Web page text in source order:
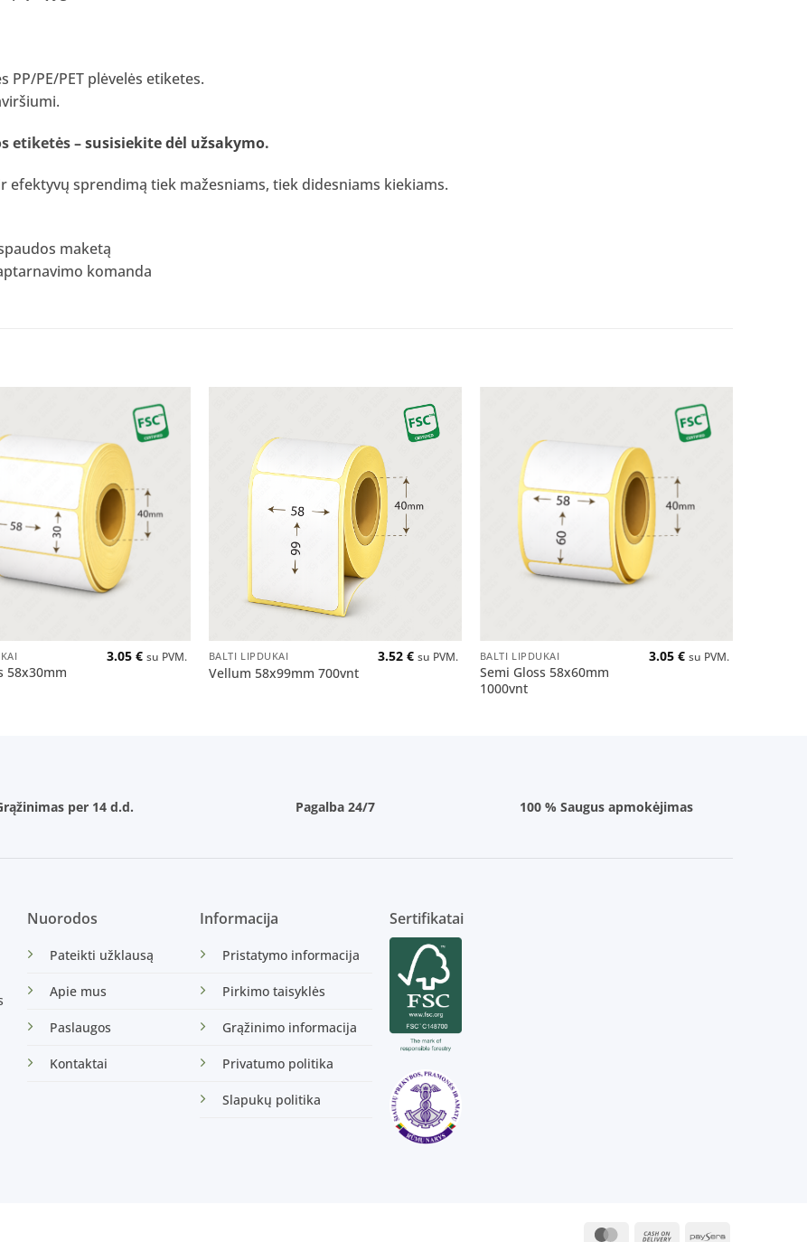
PE/PET plėvelės etiketes.
etiketės –susisiekite dėl užsakymo.
sprendimą tiek mažesniams, tiek didesniams kiekiams.
maketą
komanda
Pridėti
58x30mm
3.05€ su PVM.
Pridėti
BALTI LIPDUKAI
Vellum 58x99mm 700vnt
3.52€ su PVM.
Pridėti
BALTI LIPDUKAI
Semi Gloss 58x60mm
1000vnt
3.05€ su PVM.
per 14 d.d. Pagalba 24/7 100 % Saugus apmokėjimas
Nuorodos
Pateikti užklausą
Apie mus
Paslaugos
Kontaktai
Informacija
Pristatymo informacija
Pirkimo taisyklės
Grąžinimo informacija
Privatumo politika
Slapukų politika
Sertifikatai
MasterCardCash Paysera